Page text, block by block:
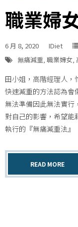
職業婦
6 月 8, 2020 IDiet
無痛減重 職業婦女
田小姐，高階經理人
快速減重的方法認為會
無法準備因此無法實行
對自己的影響，希望能
執行的『無痛減重法』
READ MORE